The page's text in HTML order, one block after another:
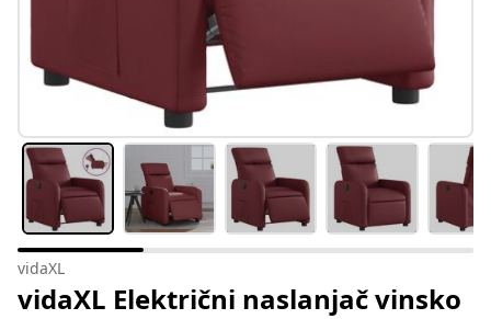
vidaXL
vidaXL Električni naslanjač vinsko